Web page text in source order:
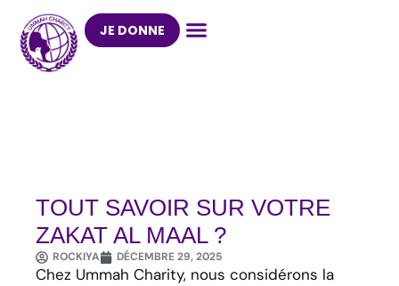
contenu JE DONNE
TOUT SAVOIR SUR VOTRE
ZAKAT AL MAAL ?
ROCKIYA DÉCEMBRE 29, 2025
Chez Ummah Charity, nous considérons la